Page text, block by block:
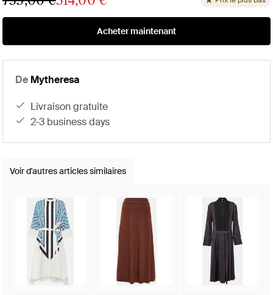
Acheter maintenant
De Mytheresa
livraison gratuite
2-3 business days
Voir d'autres articles similaires